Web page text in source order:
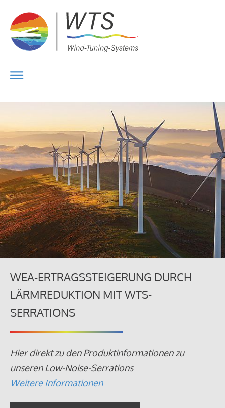
WEA-ERTRAGSSTEIGERUNG DURCH
LÄRMREDUKTION MIT WTS-
SERRATIONS
Hier direkt zu den Produktinformationen zu
unseren Low-Noise-Serrations
Weitere Informationen